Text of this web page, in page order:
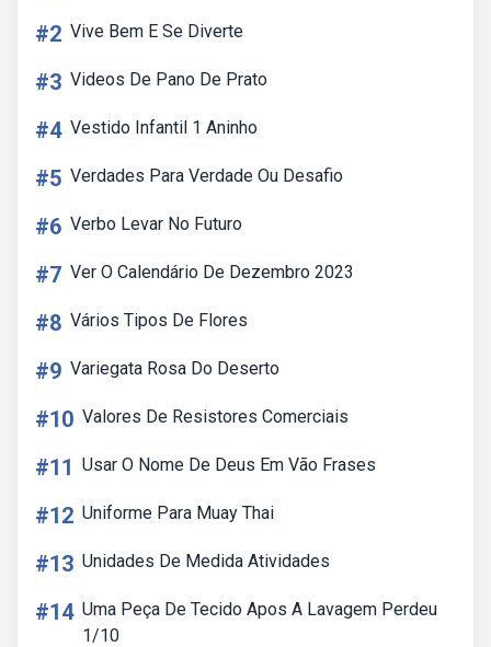
#2 Vive Bem E Se Diverte
#3 Videos De Pano De Prato
#4 Vestido Infantil 1 Aninho
#5 Verdades Para Verdade Ou Desafio
#6 Verbo Levar No Futuro
#7 Ver O Calendário De Dezembro 2023
#8 Vários Tipos De Flores
#9 Variegata Rosa Do Deserto
#10 Valores De Resistores Comerciais
#11 Usar O Nome De Deus Em Vão Frases
#12 Uniforme Para Muay Thai
#13 Unidades De Medida Atividades
#14 Uma Peça De Tecido Apos A Lavagem Perdeu
1/10